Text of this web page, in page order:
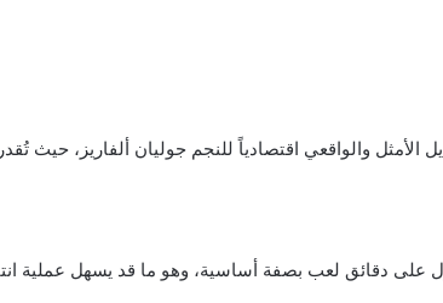
اقتصادياً للنجم جوليان ألفاريز، حيث تُقدر قيمة
دقائق لعب بصفة أساسية، وهو ما قد يسهل عملية